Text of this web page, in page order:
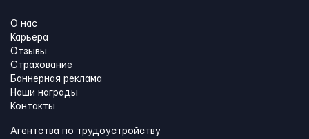
О нас
Карьера
Отзывы
Страхование
Баннерная реклама
Наши награды
Контакты
Агентства по трудоустройству